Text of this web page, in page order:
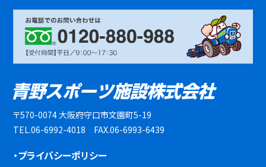
〒570-0074 大阪府守口市文園町5-19
TEL.06-6992-4018 FAX.06-6993-6439
・プライバシーポリシー